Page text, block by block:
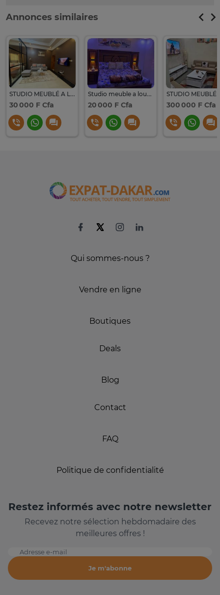
Annonces similaires
STUDIO MEUBLÉ A LOUER SICAP FOIRE
30 000 F Cfa
Studio meuble a louer Sicap Foire
20 000 F Cfa 300 000 F Cfa
Qui sommes-nous ?
Vendre en ligne
Boutiques
Deals
Blog
Contact
FAQ
Politique de confidentialité
Restez informés avec notre newsletter
Recevez notre sélection hebdomadaire des
meilleures offres !
Adresse e-mail
Je m'abonne